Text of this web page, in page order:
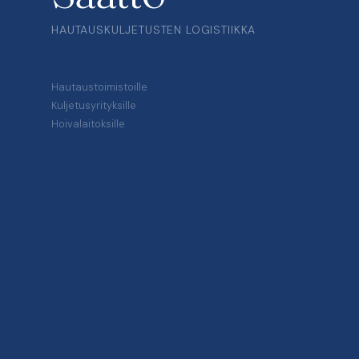
HAUTAUSKULJETUSTEN LOGISTIIKKA
Hautaustoimistoille
Kuljetusyrityksille
Hoivalaitoksille